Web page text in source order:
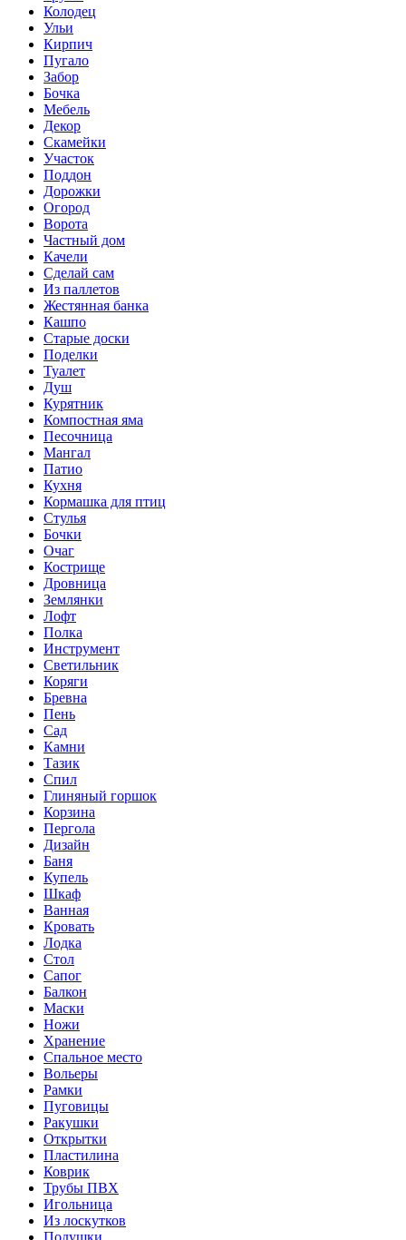
Колодец
Ульи
Кирпич
Пугало
Забор
Бочка
Мебель
Декор
Скамейки
Участок
Поддон
Дорожки
Огород
Ворота
Частный дом
Качели
Сделай сам
Из паллетов
Жестянная банка
Кашпо
Старые доски
Поделки
Туалет
Душ
Курятник
Компостная яма
Песочница
Мангал
Патио
Кухня
Кормашка для птиц
Стулья
Бочки
Очаг
Кострище
Дровница
Землянки
Лофт
Полка
Инструмент
Светильник
Коряги
Бревна
Пень
Сад
Камни
Тазик
Спил
Глиняный горшок
Корзина
Пергола
Дизайн
Баня
Купель
Шкаф
Ванная
Кровать
Лодка
Стол
Сапог
Балкон
Маски
Ножи
Хранение
Спальное место
Вольеры
Рамки
Пуговицы
Ракушки
Открытки
Пластилина
Коврик
Трубы ПВХ
Игольница
Из лоскутков